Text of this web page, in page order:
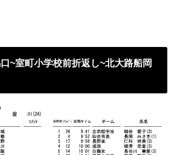
~室町小学校前折返し~北大路船岡